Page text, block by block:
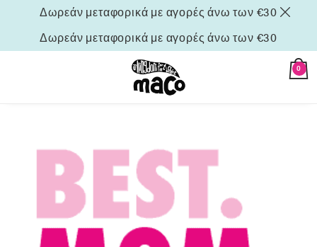
Δωρεάν μεταφορικά με αγορές άνω των €30
Δωρεάν μεταφορικά με αγορές άνω των €30
0